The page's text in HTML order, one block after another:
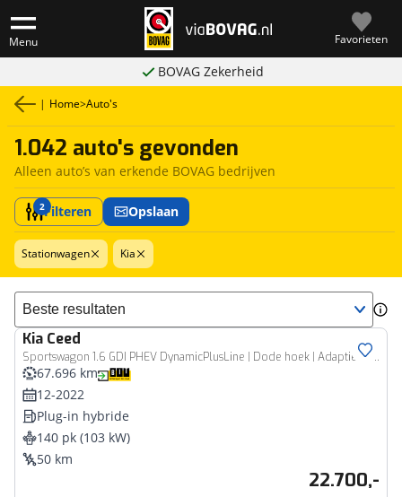
Menu Favorieten
BOVAG Zekerheid
| Home>Auto's
1.042 auto's gevonden
Alleen auto’s van erkende BOVAG bedrijven
2Filteren Opslaan
Stationwagen Kia
Sorteer resultaten
Kia Ceed
Sportswagon 1.6 GDI PHEV DynamicPlusLine | Dode hoek | Adaptieve cruise | Rijklaarprijs - incl.garantie
67.696 km
12-2022
Plug-in hybride
140 pk (103 kW)
50 km
22.700,-